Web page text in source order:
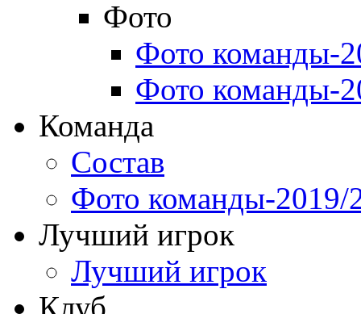
Фото
Фото команды-
Фото команды-
Команда
Состав
Фото команды-2019/
Лучший игрок
Лучший игрок